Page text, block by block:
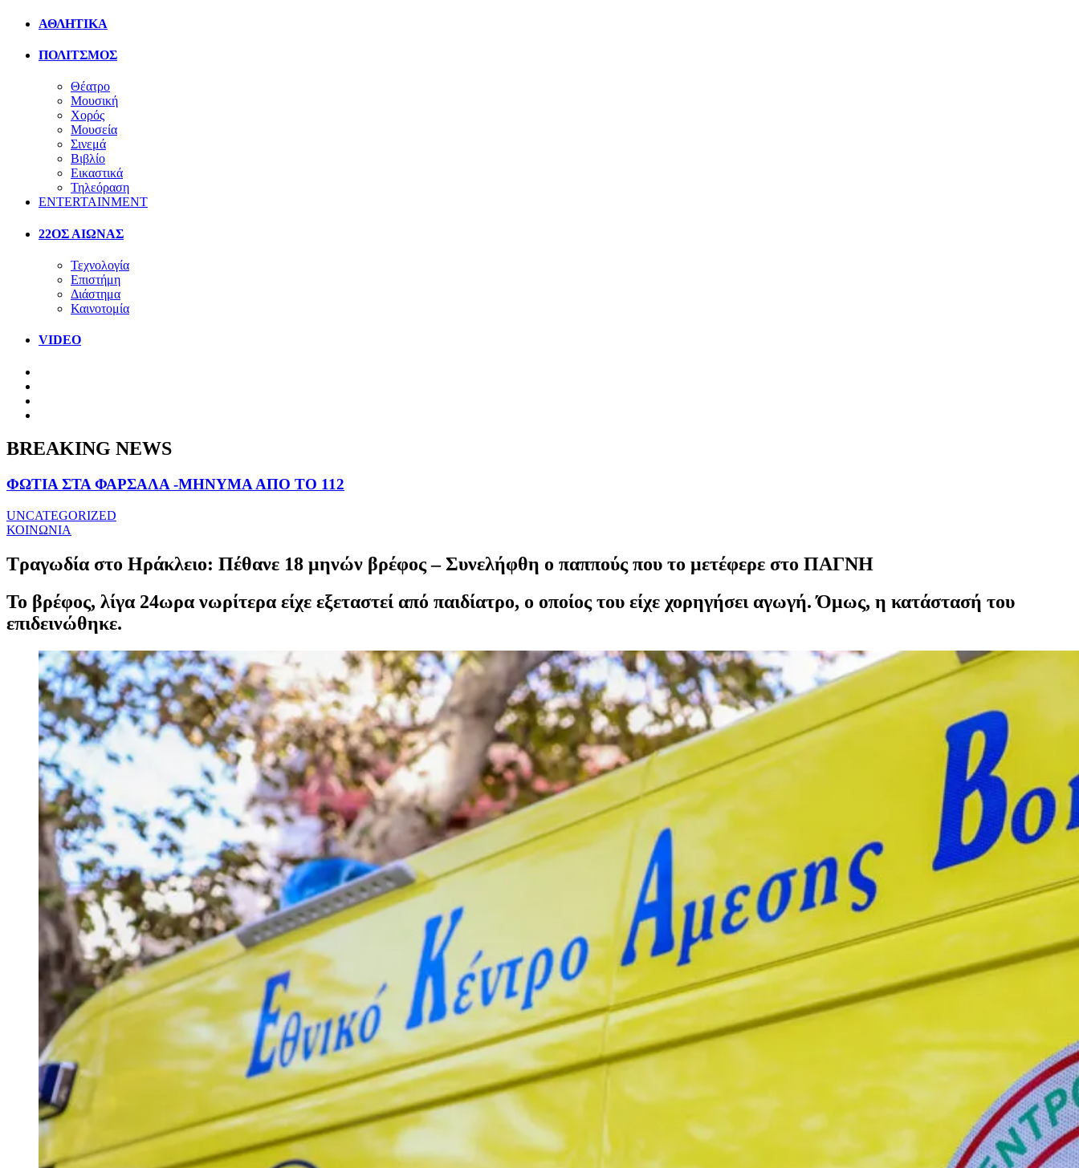
ΑΘΛΗΤΙΚΑ
ΠΟΛΙΤΣΜΟΣ
Θέατρο
Μουσική
Χορός
Μουσεία
Σινεμά
Βιβλίο
Εικαστικά
Τηλεόραση
ENTERTAINMENT
22ΟΣ ΑΙΩΝΑΣ
Τεχνολογία
Επιστήμη
Διάστημα
Καινοτομία
VIDEO
BREAKING NEWS
ΦΩΤΙΑ ΣΤΑ ΦΑΡΣΑΛΑ -ΜΗΝΥΜΑ ΑΠΟ ΤΟ 112
UNCATEGORIZED
ΚΟΙΝΩΝΙΑ
Τραγωδία στο Ηράκλειο: Πέθανε 18 μηνών βρέφος – Συνελήφθη ο παππούς που το μετέφερε στο ΠΑΓΝΗ
Το βρέφος, λίγα 24ωρα νωρίτερα είχε εξεταστεί από παιδίατρο, ο οποίος του είχε χορηγήσει αγωγή. Όμως, η κατάστασή του
επιδεινώθηκε.